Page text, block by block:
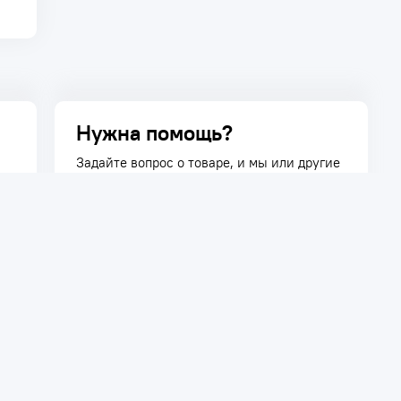
Нужна помощь?
Задайте вопрос о товаре, и мы или другие